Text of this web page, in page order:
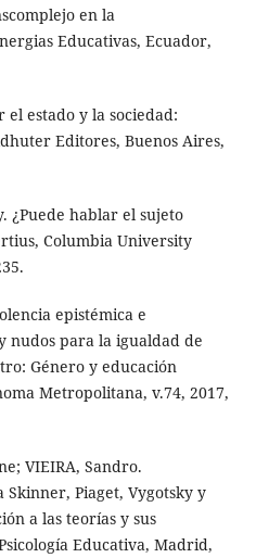
en la
Educativas, Ecuador,
el estado y la sociedad:
Editores, Buenos Aires,
¿Puede hablar el sujeto
Columbia University
epistémica e
nudos para la igualdad de
Género y educación
Metropolitana, v.74, 2017,
VIEIRA, Sandro.
Skinner, Piaget, Vygotsky y
a las teorías y sus
Educativa, Madrid,